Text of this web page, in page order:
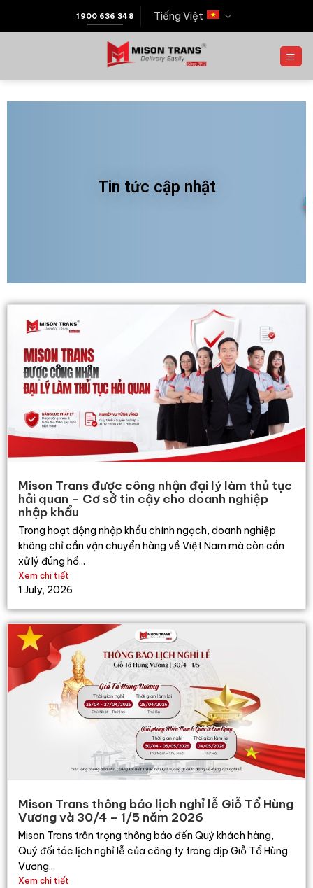
1900 636 348 Tiếng Việt
Tin tức cập nhật
Mison Trans được công nhận đại lý làm thủ tục
hải quan – Cơ sở tin cậy cho doanh nghiệp
nhập khẩu
Trong hoạt động nhập khẩu chính ngạch, doanh nghiệp
không chỉ cần vận chuyển hàng về Việt Nam mà còn cần
xử lý đúng hồ...
Xem chi tiết
1 July, 2026
Mison Trans thông báo lịch nghỉ lễ Giỗ Tổ Hùng
Vương và 30/4 – 1/5 năm 2026
Mison Trans trân trọng thông báo đến Quý khách hàng,
Quý đối tác lịch nghỉ lễ của công ty trong dịp Giỗ Tổ Hùng
Vương...
Xem chi tiết